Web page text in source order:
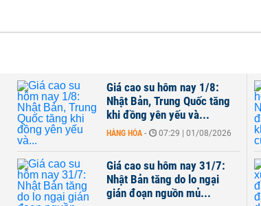
Giá cao su hôm nay 1/8:
Nhật Bản, Trung Quốc tăng
khi đồng yên yếu và...
HÀNG HÓA - 07:29 | 01/08/2026
Giá cao su hôm nay 31/7:
Nhật Bản tăng do lo ngại
gián đoạn nguồn mủ...